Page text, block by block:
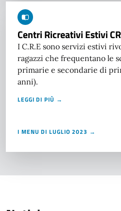
Centri Ricreativi Estivi
I C.R.E sono servizi estivi
ragazzi che frequentano le
primarie e secondarie di
anni).
LEGGI DI PIÙ →
I MENU DI LUGLIO 2023 →